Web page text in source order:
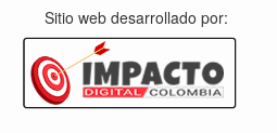
Sitio web desarrollado por: